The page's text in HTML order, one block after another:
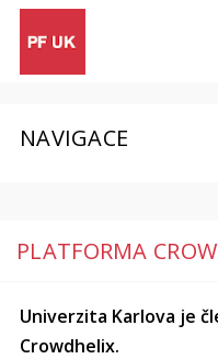
NAVIGACE
PLATFORMA
Univerzita Karlova je
Crowdhelix.